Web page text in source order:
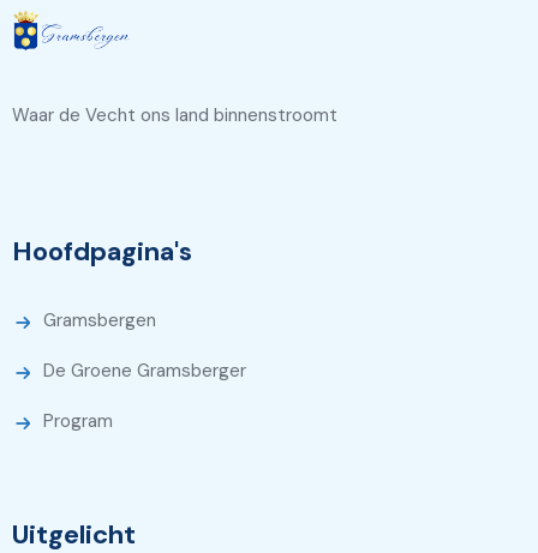
Waar de Vecht ons land binnenstroomt
Hoofdpagina's
Gramsbergen
De Groene Gramsberger
Program
Uitgelicht